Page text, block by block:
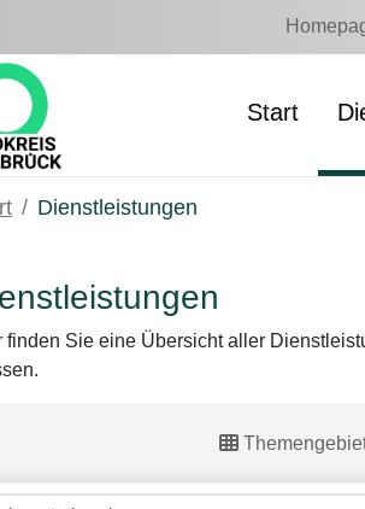
Start
Dienstleistungen
finden Sie eine Übersicht aller